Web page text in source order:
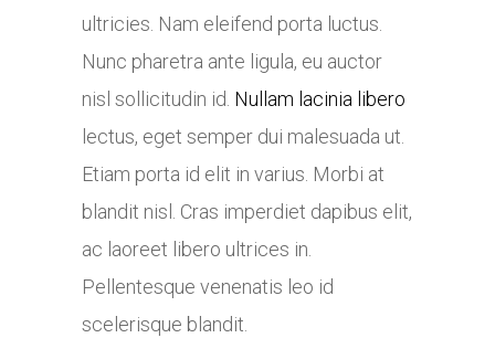
ultricies. Nam eleifend porta luctus.
Nunc pharetra ante ligula, eu auctor
nisl sollicitudin id. Nullam lacinia libero
lectus, eget semper dui malesuada ut.
Etiam porta id elit in varius. Morbi at
blandit nisl. Cras imperdiet dapibus elit,
ac laoreet libero ultrices in.
Pellentesque venenatis leo id
scelerisque blandit.